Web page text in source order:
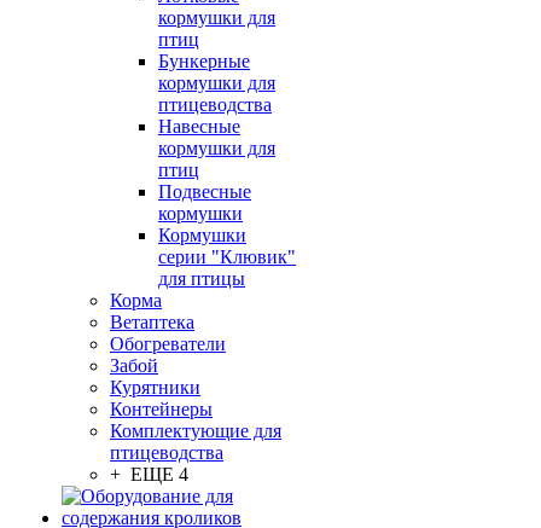
кормушки для
птиц
Бункерные
кормушки для
птицеводства
Навесные
кормушки для
птиц
Подвесные
кормушки
Кормушки
серии "Клювик"
для птицы
Корма
Ветаптека
Обогреватели
Забой
Курятники
Контейнеры
Комплектующие для
птицеводства
+ ЕЩЕ 4